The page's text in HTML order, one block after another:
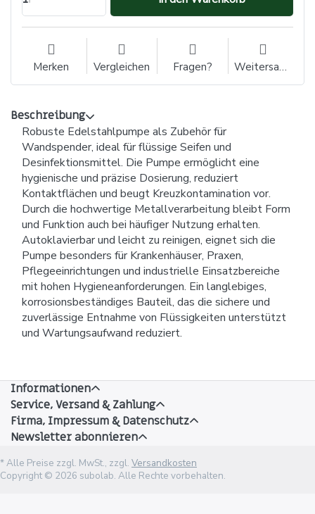
Merken Vergleichen Fragen? Weitersagen
Beschreibung
Robuste Edelstahlpumpe als Zubehör für
Wandspender, ideal für flüssige Seifen und
Desinfektionsmittel. Die Pumpe ermöglicht eine
hygienische und präzise Dosierung, reduziert
Kontaktflächen und beugt Kreuzkontamination vor.
Durch die hochwertige Metallverarbeitung bleibt Form
und Funktion auch bei häufiger Nutzung erhalten.
Autoklavierbar und leicht zu reinigen, eignet sich die
Pumpe besonders für Krankenhäuser, Praxen,
Pflegeeinrichtungen und industrielle Einsatzbereiche
mit hohen Hygieneanforderungen. Ein langlebiges,
korrosionsbeständiges Bauteil, das die sichere und
zuverlässige Entnahme von Flüssigkeiten unterstützt
und Wartungsaufwand reduziert.
Informationen
Service, Versand & Zahlung
Firma, Impressum & Datenschutz
Newsletter abonnieren
* Alle Preise zzgl. MwSt., zzgl. Versandkosten
Copyright © 2026 subolab. Alle Rechte vorbehalten.